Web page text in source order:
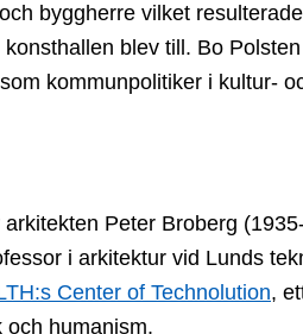
byggherre vilket
blev till. Bo
kommunpolitiker i kultur-
Peter Broberg
i arkitektur vid Lunds
Center of Technolution,
och humanism.